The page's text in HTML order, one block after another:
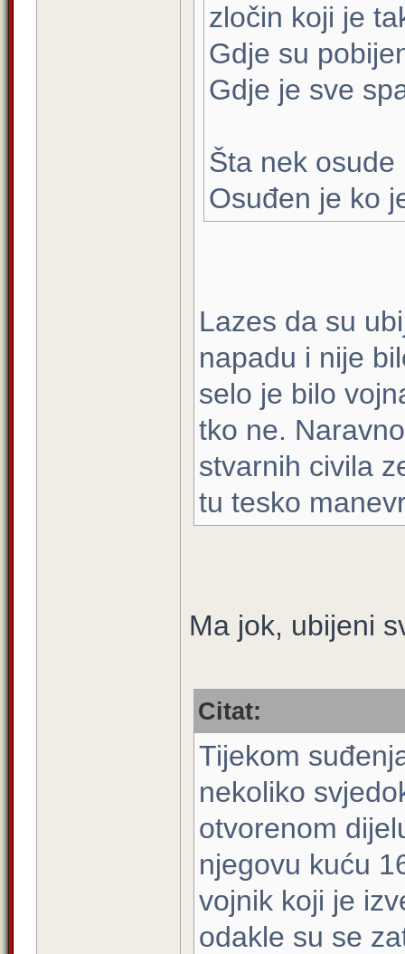
zločin koji je
Gdje su
Gdje je sve
Šta nek
Osuđen je ko
Lazes da su
napadu i nije
selo je bilo
tko ne.
stvarnih civila
tu tesko
Ma jok, ubijeni
Citat:
Tijekom
nekoliko
otvorenom
njegovu kuću
vojnik koji je
odakle su se